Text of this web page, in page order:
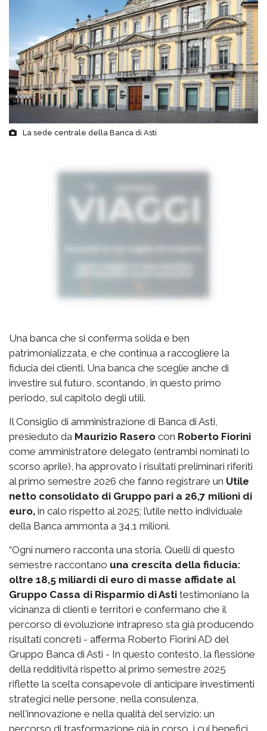
La sede centrale della Banca di Asti
Una banca che si conferma solida e ben
patrimonializzata, e che continua a raccogliere la
fiducia dei clienti. Una banca che sceglie anche di
investire sul futuro, scontando, in questo primo
periodo, sul capitolo degli utili.
Il Consiglio di amministrazione di Banca di Asti,
presieduto da Maurizio Rasero con Roberto Fiorini
come amministratore delegato (entrambi nominati lo
scorso aprile), ha approvato i risultati preliminari riferiti
al primo semestre 2026 che fanno registrare un Utile
netto consolidato di Gruppo pari a 26,7 milioni di
euro, in calo rispetto al 2025; l’utile netto individuale
della Banca ammonta a 34,1 milioni.
“Ogni numero racconta una storia. Quelli di questo
semestre raccontano una crescita della fiducia:
oltre 18,5 miliardi di euro di masse affidate al
Gruppo Cassa di Risparmio di Asti testimoniano la
vicinanza di clienti e territori e confermano che il
percorso di evoluzione intrapreso sta già producendo
risultati concreti - afferma Roberto Fiorini AD del
Gruppo Banca di Asti - In questo contesto, la flessione
della redditività rispetto al primo semestre 2025
riflette la scelta consapevole di anticipare investimenti
strategici nelle persone, nella consulenza,
nell'innovazione e nella qualità del servizio: un